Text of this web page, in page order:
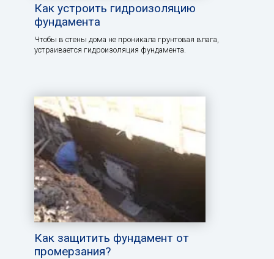
Как устроить гидроизоляцию
фундамента
Чтобы в стены дома не проникала грунтовая влага,
устраивается гидроизоляция фундамента.
Как защитить фундамент от
промерзания?